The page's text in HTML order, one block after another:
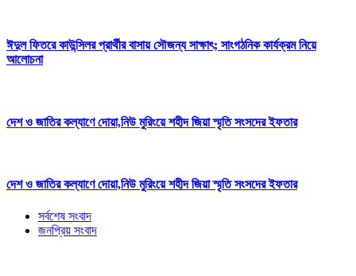
ঈদুল ফিতরে কাউন্সিলর প্রার্থীর বাসায় সৌজন্য সাক্ষাৎ; সাংগঠনিক কার্যক্রম নিয়ে
আলোচনা
দেশ ও জাতির কল্যাণে দোয়া,নিউ মুরিংয়ে শহীদ জিয়া স্মৃতি সংসদের ইফতার
দেশ ও জাতির কল্যাণে দোয়া,নিউ মুরিংয়ে শহীদ জিয়া স্মৃতি সংসদের ইফতার
সর্বশেষ সংবাদ
জনপ্রিয় সংবাদ